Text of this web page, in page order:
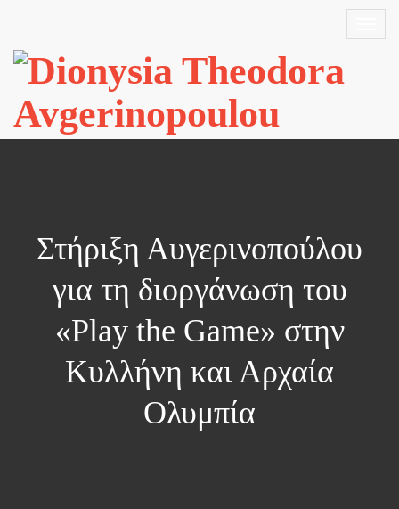
Στήριξη Αυγερινοπούλου
για τη διοργάνωση του
«Play the Game» στην
Κυλλήνη και Αρχαία
Ολυμπία